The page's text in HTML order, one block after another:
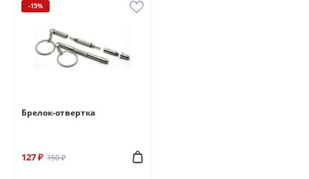
-15%
Брелок-отвертка
127 ₽ 150 ₽